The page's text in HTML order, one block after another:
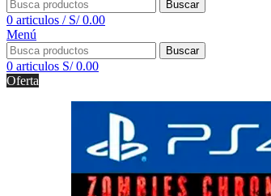
Buscar
0 articulos / S/0.00
Menú
Buscar
0 articulos S/0.00
Oferta